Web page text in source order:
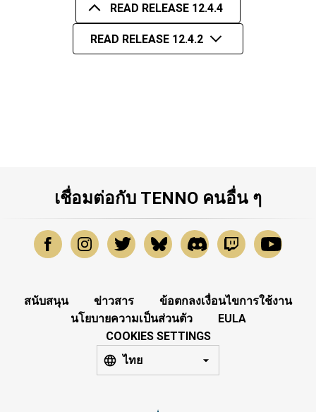
READ RELEASE 12.4.4
READ RELEASE 12.4.2
เชื่อมต่อกับ TENNO คนอื่น ๆ
สนับสนุน ข่าวสาร
ข้อตกลงเงื่อนไขการใช้งาน
นโยบายความเป็นส่วนตัว
EULA
COOKIES SETTINGS
ไทย